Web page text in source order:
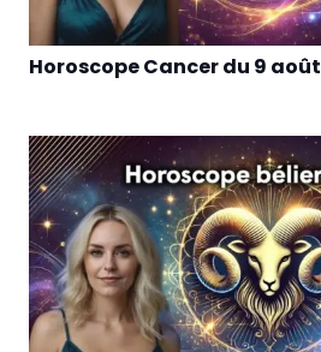
Horoscope Cancer du 9 août